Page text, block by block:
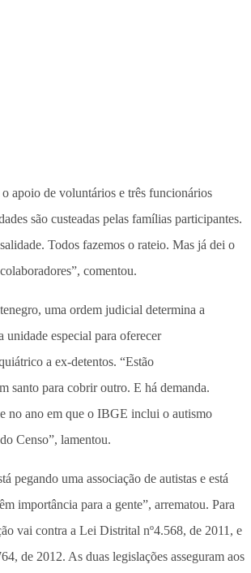
apoio de voluntários e três funcionários
são custeadas pelas famílias participantes.
Todos fazemos o rateio. Mas já dei o
comentou.
uma ordem judicial determina a
unidade especial para oferecer
a ex-detentos. “Estão
santo para cobrir outro. E há demanda.
no ano em que o IBGE inclui o autismo
Censo”, lamentou.
pegando uma associação de autistas e está
importância para a gente”, arrematou. Para
vai contra a Lei Distrital nº4.568, de 2011, e
de 2012. As duas legislações asseguram aos